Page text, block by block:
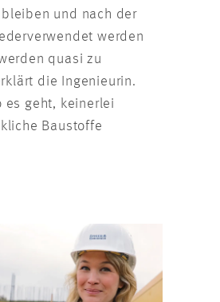
und nach der
werden
quasi zu
die Ingenieurin.
es geht, keinerlei
Baustoffe